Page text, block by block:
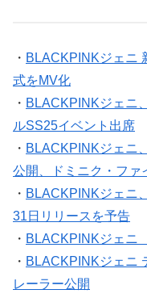
・ BLACKPINKジェニ
式をMV化
・ BLACKPINKジェニ
ルSS25イベント出席
・ BLACKPINKジェニ
公開、ドミニク・ファ
・ BLACKPINKジェニ
31日リリースを予告
・ BLACKPINKジェニ
・ BLACKPINKジェニ
レーラー公開